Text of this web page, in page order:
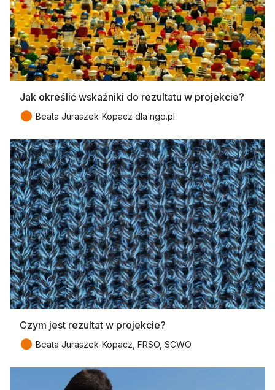
Jak określić wskaźniki do rezultatu w projekcie?
● Beata Juraszek-Kopacz dla ngo.pl
Czym jest rezultat w projekcie?
● Beata Juraszek-Kopacz, FRSO, SCWO